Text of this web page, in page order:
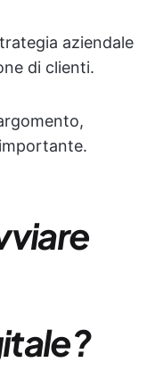
aziendale
di clienti.